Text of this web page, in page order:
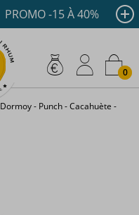
Livraison offerte
PROMO -15 À 40%
0
Dormoy - Punch - Cacahuète -